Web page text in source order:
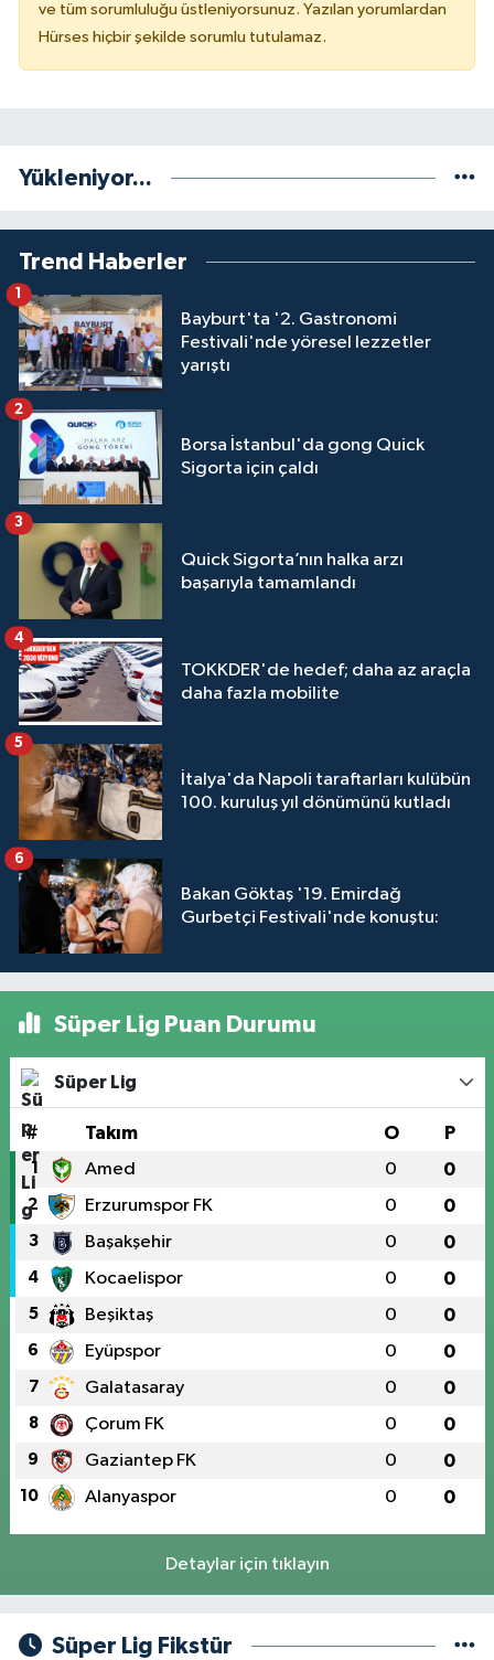
ve tüm sorumluluğu üstleniyorsunuz. Yazılan yorumlardan
Hürses hiçbir şekilde sorumlu tutulamaz.
Yükleniyor...
Trend Haberler
Bayburt'ta '2. Gastronomi
Festivali'nde yöresel lezzetler
yarıştı
1
Borsa İstanbul'da gong Quick
Sigorta için çaldı
2
Quick Sigorta’nın halka arzı
başarıyla tamamlandı
3
TOKKDER'de hedef; daha az araçla
daha fazla mobilite
4
İtalya'da Napoli taraftarları kulübün
100. kuruluş yıl dönümünü kutladı
5
Bakan Göktaş '19. Emirdağ
Gurbetçi Festivali'nde konuştu:
6
Süper Lig Puan Durumu
Süper Lig
# Takım O P
1 Amed 0 0
2 Erzurumspor FK 0 0
3 Başakşehir 0 0
4 Kocaelispor 0 0
5 Beşiktaş 0 0
6 Eyüpspor 0 0
7 Galatasaray 0 0
8 Çorum FK 0 0
9 Gaziantep FK 0 0
10 Alanyaspor 0 0
Detaylar için tıklayın
Süper Lig Fikstür